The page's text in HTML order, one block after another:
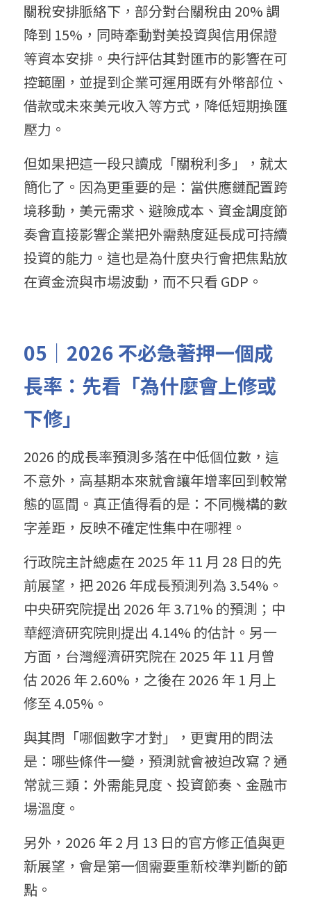
關稅安排脈絡下，部分對台關稅由 20% 調
降到 15%，同時牽動對美投資與信用保證
等資本安排。央行評估其對匯市的影響在可
控範圍，並提到企業可運用既有外幣部位、
借款或未來美元收入等方式，降低短期換匯
壓力。
但如果把這一段只讀成「關稅利多」，就太
簡化了。因為更重要的是：當供應鏈配置跨
境移動，美元需求、避險成本、資金調度節
奏會直接影響企業把外需熱度延長成可持續
投資的能力。這也是為什麼央行會把焦點放
在資金流與市場波動，而不只看 GDP。
05｜2026 不必急著押一個成
長率：先看「為什麼會上修或
下修」
2026 的成長率預測多落在中低個位數，這
不意外，高基期本來就會讓年增率回到較常
態的區間。真正值得看的是：不同機構的數
字差距，反映不確定性集中在哪裡。
行政院主計總處在 2025 年 11 月 28 日的先
前展望，把 2026 年成長預測列為 3.54%。
中央研究院提出 2026 年 3.71% 的預測；中
華經濟研究院則提出 4.14% 的估計。另一
方面，台灣經濟研究院在 2025 年 11 月曾
估 2026 年 2.60%，之後在 2026 年 1 月上
修至 4.05%。
與其問「哪個數字才對」，更實用的問法
是：哪些條件一變，預測就會被迫改寫？通
常就三類：外需能見度、投資節奏、金融市
場溫度。
另外，2026 年 2 月 13 日的官方修正值與更
新展望，會是第一個需要重新校準判斷的節
點。